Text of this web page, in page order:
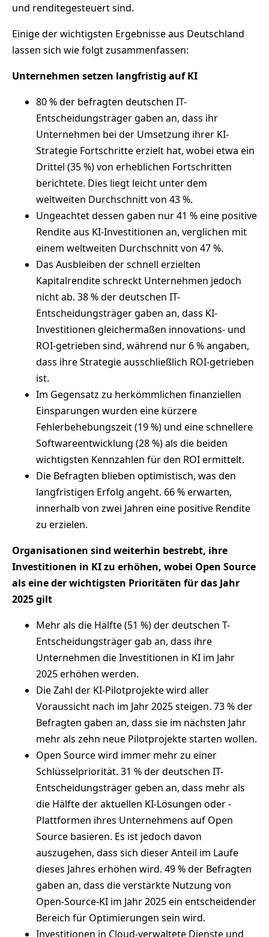
und renditegesteuert sind.
Einige der wichtigsten Ergebnisse aus Deutschland
lassen sich wie folgt zusammenfassen:
Unternehmen setzen langfristig auf KI
80 % der befragten deutschen IT-
Entscheidungsträger gaben an, dass ihr
Unternehmen bei der Umsetzung ihrer KI-
Strategie Fortschritte erzielt hat, wobei etwa ein
Drittel (35 %) von erheblichen Fortschritten
berichtete. Dies liegt leicht unter dem
weltweiten Durchschnitt von 43 %.
Ungeachtet dessen gaben nur 41 % eine positive
Rendite aus KI-Investitionen an, verglichen mit
einem weltweiten Durchschnitt von 47 %.
Das Ausbleiben der schnell erzielten
Kapitalrendite schreckt Unternehmen jedoch
nicht ab. 38 % der deutschen IT-
Entscheidungsträger gaben an, dass KI-
Investitionen gleichermaßen innovations- und
ROI-getrieben sind, während nur 6 % angaben,
dass ihre Strategie ausschließlich ROI-getrieben
ist.
Im Gegensatz zu herkömmlichen finanziellen
Einsparungen wurden eine kürzere
Fehlerbehebungszeit (19 %) und eine schnellere
Softwareentwicklung (28 %) als die beiden
wichtigsten Kennzahlen für den ROI ermittelt.
Die Befragten blieben optimistisch, was den
langfristigen Erfolg angeht. 66 % erwarten,
innerhalb von zwei Jahren eine positive Rendite
zu erzielen.
Organisationen sind weiterhin bestrebt, ihre
Investitionen in KI zu erhöhen, wobei Open Source
als eine der wichtigsten Prioritäten für das Jahr
2025 gilt
Mehr als die Hälfte (51 %) der deutschen T-
Entscheidungsträger gab an, dass ihre
Unternehmen die Investitionen in KI im Jahr
2025 erhöhen werden.
Die Zahl der KI-Pilotprojekte wird aller
Voraussicht nach im Jahr 2025 steigen. 73 % der
Befragten gaben an, dass sie im nächsten Jahr
mehr als zehn neue Pilotprojekte starten wollen.
Open Source wird immer mehr zu einer
Schlüsselpriorität. 31 % der deutschen IT-
Entscheidungsträger geben an, dass mehr als
die Hälfte der aktuellen KI-Lösungen oder -
Plattformen ihres Unternehmens auf Open
Source basieren. Es ist jedoch davon
auszugehen, dass sich dieser Anteil im Laufe
dieses Jahres erhöhen wird. 49 % der Befragten
gaben an, dass die verstärkte Nutzung von
Open-Source-KI im Jahr 2025 ein entscheidender
Bereich für Optimierungen sein wird.
Investitionen in Cloud-verwaltete Dienste und